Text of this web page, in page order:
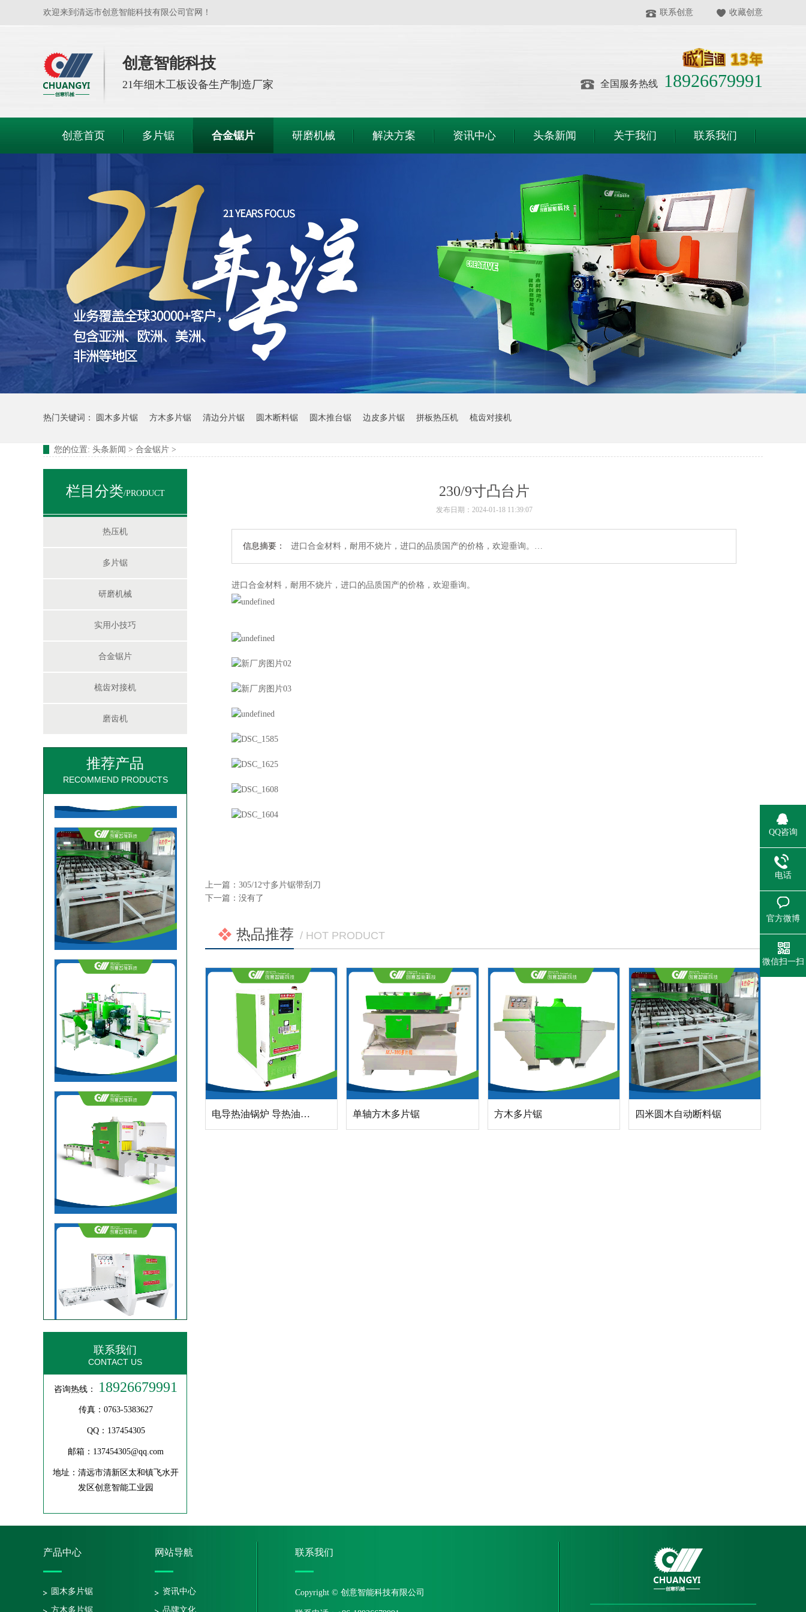
联系创意 收藏创意
欢迎来到清远市创意智能科技有限公司官网！
全国服务热线 18926679991
创意智能科技
21年细木工板设备生产制造厂家
创意首页 多片锯 合金锯片 研磨机械 解决方案 资讯中心 头条新闻 关于我们 联系我们
热门关键词： 圆木多片锯 方木多片锯 清边分片锯 圆木断料锯 圆木推台锯 边皮多片锯 拼板热压机 梳齿对接机
您的位置: 头条新闻 > 合金锯片 >
栏目分类/PRODUCT
热压机
多片锯
研磨机械
实用小技巧
合金锯片
梳齿对接机
磨齿机
推荐产品
RECOMMEND PRODUCTS
四米圆木自动断料锯
双端梳齿机设备
200圆木双链多片锯
四米圆木自动断料锯
双端梳齿机设备
大型方木多片锯
200圆木双链多片锯
联系我们
CONTACT US
咨询热线： 18926679991
传真：0763-5383627
QQ：137454305
邮箱：137454305@qq.com
地址：清远市清新区太和镇飞水开
发区创意智能工业园
230/9寸凸台片
发布日期：2024-01-18 11:39:07
信息摘要： 进口合金材料，耐用不烧片，进口的品质国产的价格，欢迎垂询。…
进口合金材料，耐用不烧片，进口的品质国产的价格，欢迎垂询。
上一篇： 305/12寸多片锯带刮刀
下一篇：没有了
热品推荐 / HOT PRODUCT
电导热油锅炉 导热油加热器 单轴方木多片锯 方木多片锯 四米圆木自动断料锯
产品中心
圆木多片锯
方木多片锯
网站导航
资讯中心
品牌文化
联系我们
Copyright © 创意智能科技有限公司
QQ咨询
电话
官方微博
微信扫一扫